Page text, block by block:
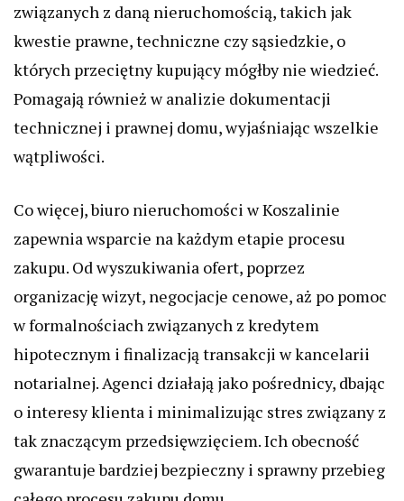
związanych z daną nieruchomością, takich jak
kwestie prawne, techniczne czy sąsiedzkie, o
których przeciętny kupujący mógłby nie wiedzieć.
Pomagają również w analizie dokumentacji
technicznej i prawnej domu, wyjaśniając wszelkie
wątpliwości.
Co więcej, biuro nieruchomości w Koszalinie
zapewnia wsparcie na każdym etapie procesu
zakupu. Od wyszukiwania ofert, poprzez
organizację wizyt, negocjacje cenowe, aż po pomoc
w formalnościach związanych z kredytem
hipotecznym i finalizacją transakcji w kancelarii
notarialnej. Agenci działają jako pośrednicy, dbając
o interesy klienta i minimalizując stres związany z
tak znaczącym przedsięwzięciem. Ich obecność
gwarantuje bardziej bezpieczny i sprawny przebieg